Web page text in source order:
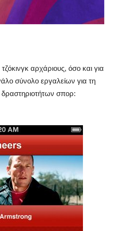
αρχάριους, όσο και για
σύνολο εργαλείων για τη
σπορ: